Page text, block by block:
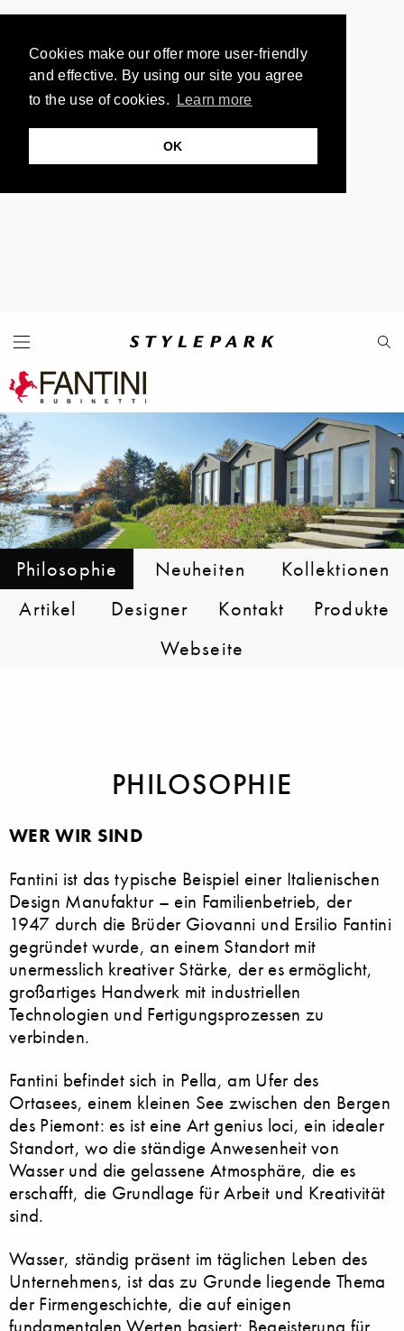
Cookies make our offer more user-friendly
and effective. By using our site you agree
to the use of cookies.
Learn more
OK
Philosophie Neuheiten
Kollektionen
Artikel
Designer Kontakt
Produkte
Webseite
PHILOSOPHIE
WER WIR SIND
Fantini ist das typische Beispiel einer Italienischen
Design Manufaktur – ein Familienbetrieb, der
1947 durch die Brüder Giovanni und Ersilio Fantini
gegründet wurde, an einem Standort mit
unermesslich kreativer Stärke, der es ermöglicht,
großartiges Handwerk mit industriellen
Technologien und Fertigungsprozessen zu
verbinden.
Fantini befindet sich in Pella, am Ufer des
Ortasees, einem kleinen See zwischen den Bergen
des Piemont: es ist eine Art genius loci, ein idealer
Standort, wo die ständige Anwesenheit von
Wasser und die gelassene Atmosphäre, die es
erschafft, die Grundlage für Arbeit und Kreativität
sind.
Wasser, ständig präsent im täglichen Leben des
Unternehmens, ist das zu Grunde liegende Thema
der Firmengeschichte, die auf einigen
fundamentalen Werten basiert: Begeisterung für